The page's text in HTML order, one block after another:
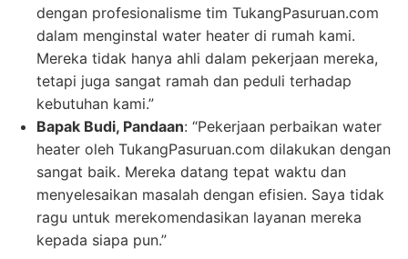
dengan profesionalisme tim TukangPasuruan.com
dalam menginstal water heater di rumah kami.
Mereka tidak hanya ahli dalam pekerjaan mereka,
tetapi juga sangat ramah dan peduli terhadap
kebutuhan kami.”
Bapak Budi, Pandaan: “Pekerjaan perbaikan water
heater oleh TukangPasuruan.com dilakukan dengan
sangat baik. Mereka datang tepat waktu dan
menyelesaikan masalah dengan efisien. Saya tidak
ragu untuk merekomendasikan layanan mereka
kepada siapa pun.”